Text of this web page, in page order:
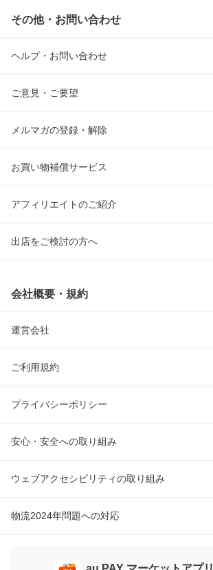
その他・お問い合わせ
ヘルプ・お問い合わせ
ご意見・ご要望
メルマガの登録・解除
お買い物補償サービス
アフィリエイトのご紹介
出店をご検討の方へ
会社概要・規約
運営会社
ご利用規約
プライバシーポリシー
安心・安全への取り組み
ウェブアクセシビリティの取り組み
物流2024年問題への対応